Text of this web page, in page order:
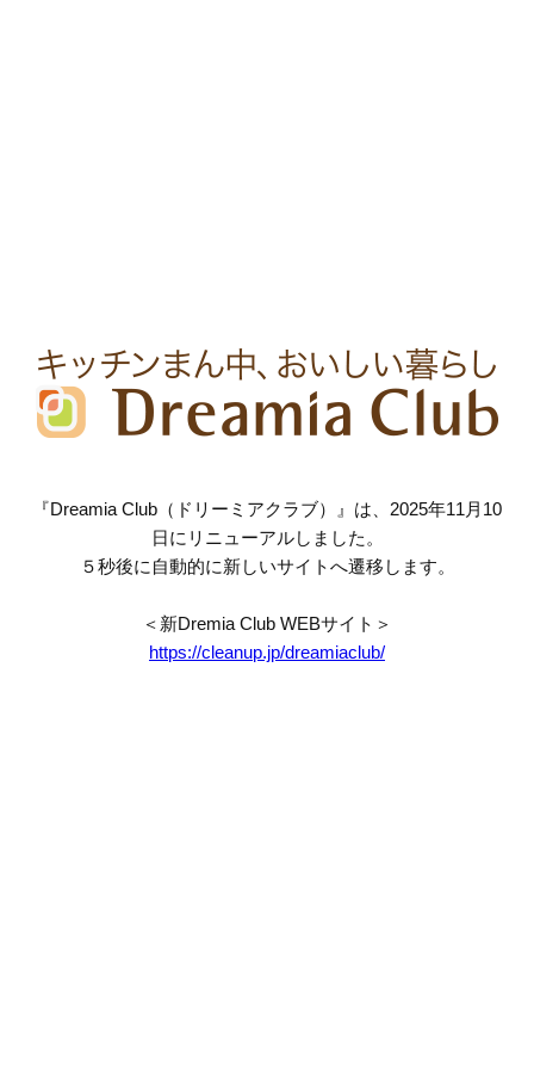
『Dreamia Club（ドリーミアクラブ）』は、2025年11月10
日にリニューアルしました。
５秒後に自動的に新しいサイトへ遷移します。
＜新Dremia Club WEBサイト＞
https://cleanup.jp/dreamiaclub/